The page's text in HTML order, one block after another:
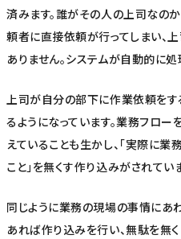
済みます。誰がその人の上司なの
頼者に直接依頼が行ってしまい、
ありません。システムが自動的に処
上司が自分の部下に作業依頼をす
るようになっています。業務フロ
えていることも生かし、「実際に
こと」を無くす作り込みがされてい
同じように業務の現場の事情にあ
あれば作り込みを行い、無駄を無く